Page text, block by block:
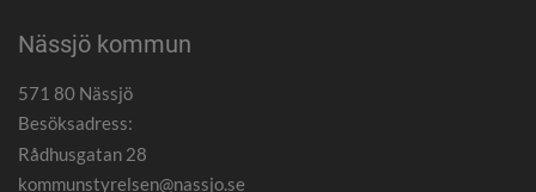
Nässjö kommun
571 80 Nässjö
Besöksadress:
Rådhusgatan 28
kommunstyrelsen@nassjo.se